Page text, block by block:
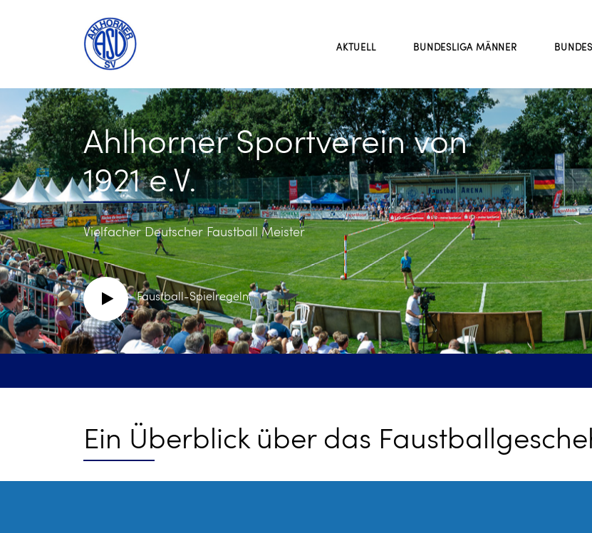
AKTUELL BUNDESLIGA MÄNNER
Ahlhorner Sportverein von
1921 e.V.
Vielfacher Deutscher Faustball Meister
Faustball-Spielregeln
Ein Überblick über das